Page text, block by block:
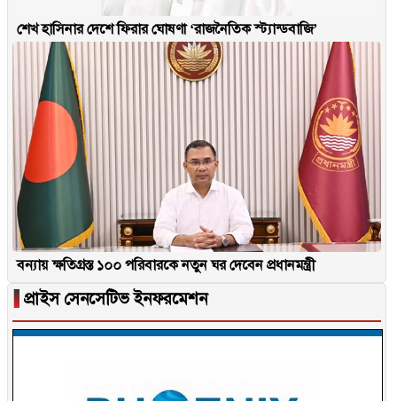
শেখ হাসিনার দেশে ফিরার ঘোষণা ‘রাজনৈতিক স্ট্যান্ডবাজি’
বন্যায় ক্ষতিগ্রস্ত ১০০ পরিবারকে নতুন ঘর দেবেন প্রধানমন্ত্রী
▐ প্রাইস সেনসেটিভ ইনফরমেশন